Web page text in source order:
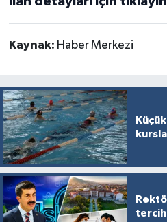
Kaynak: Haber Merkezi